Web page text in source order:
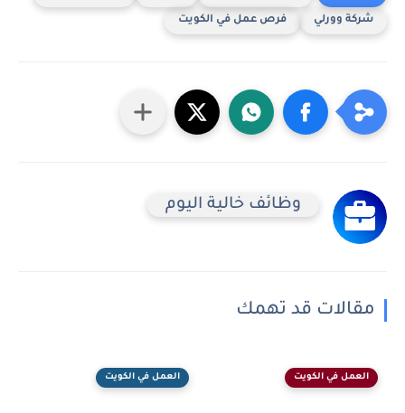
شركة وورلي فرص عمل في الكويت
وظائف خالية اليوم
مقالات قد تهمك
العمل في الكويت العمل في الكويت